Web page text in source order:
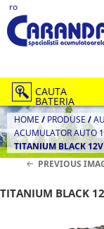
ro
CAUTA
BATERIA
HOME / PRODUSE/
ACUMULATOR AUTO
TITANIUM BLACK
PREVIOUS
TITANIUM BLACK